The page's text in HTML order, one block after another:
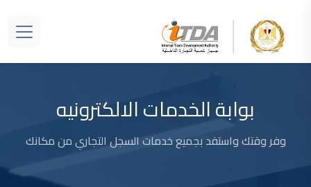
بوابة الخدمات الالكترونيه
وفر وقتك واستفد بجميع خدمات السجل التجاري من مكانك